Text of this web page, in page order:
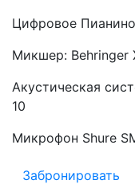
Цифровое
Микшер: Behringer
Акустическая
10
Микрофон Shure
Забронировать